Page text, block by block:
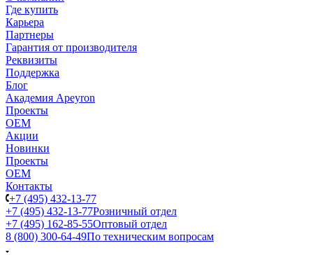
Где купить
Карьера
Партнеры
Гарантия от производителя
Реквизиты
Поддержка
Блог
Академия Apeyron
Проекты
ОЕМ
Акции
Новинки
Проекты
ОЕМ
Контакты
+7 (495) 432-13-77
+7 (495) 432-13-77Розничный отдел
+7 (495) 162-85-55Оптовый отдел
8 (800) 300-64-49По техническим вопросам